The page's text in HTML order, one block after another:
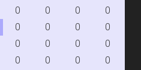
0 0 0 0
0 0 0 0
0 0 0 0
0 0 0 0